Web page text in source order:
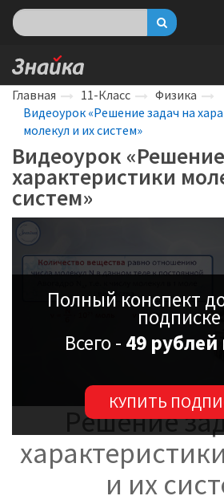
Главная 11-Класс
Физика
Видеоурок «Решение задач на
молекул и их систем»
Видеоурок
характеристики
систем»
Полный конспект
подписке
Всего - 49 рублей
КУПИТЬ
Решение
и их